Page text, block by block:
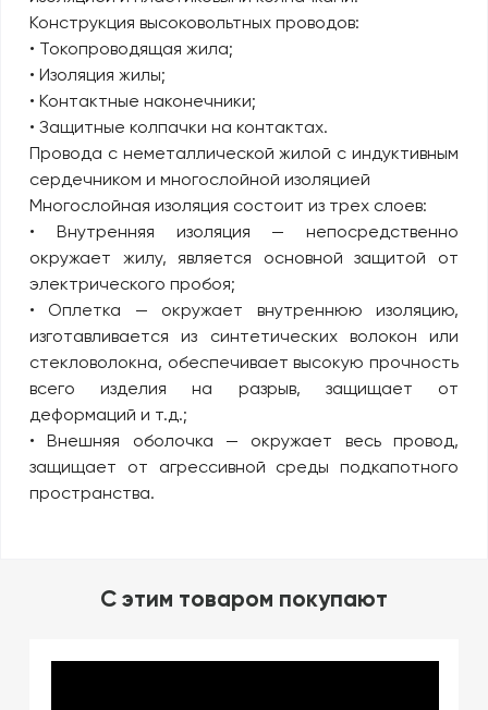
Конструкция высоковольтных проводов:
• Токопроводящая жила;
• Изоляция жилы;
• Контактные наконечники;
• Защитные колпачки на контактах.
Провода с неметаллической жилой с индуктивным
сердечником и многослойной изоляцией
Многослойная изоляция состоит из трех слоев:
• Внутренняя изоляция — непосредственно
окружает жилу, является основной защитой от
электрического пробоя;
• Оплетка — окружает внутреннюю изоляцию,
изготавливается из синтетических волокон или
стекловолокна, обеспечивает высокую прочность
всего изделия на разрыв, защищает от
деформаций и т.д.;
• Внешняя оболочка — окружает весь провод,
защищает от агрессивной среды подкапотного
пространства.
C этим товаром покупают